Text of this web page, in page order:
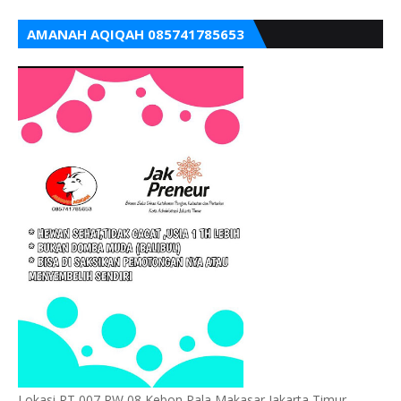
AMANAH AQIQAH 085741785653